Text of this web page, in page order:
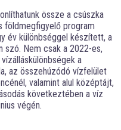
össze a csúszka
földmegfigyelő program
év különbséggel készített, a
szó. Nem csak a 2022-es,
a
az összehúzódó vízfelület
valamint alul középtájt,
következtében a víz
végén.